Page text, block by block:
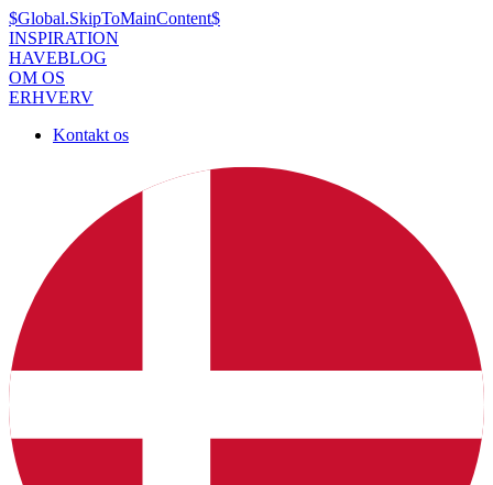
$Global.SkipToMainContent$
INSPIRATION
HAVEBLOG
OM OS
ERHVERV
Kontakt os